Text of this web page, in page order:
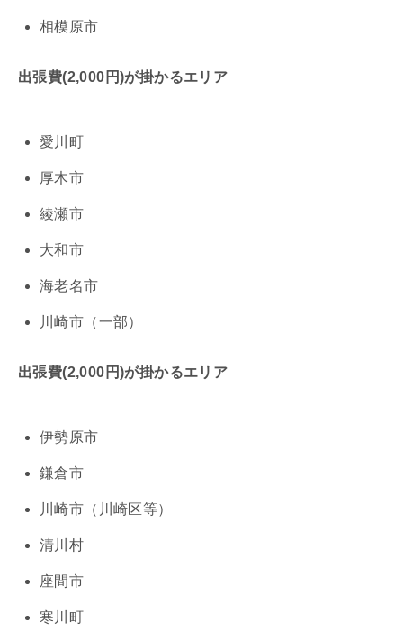
相模原市
出張費(2,000円)が掛かるエリア
愛川町
厚木市
綾瀬市
大和市
海老名市
川崎市（一部）
出張費(2,000円)が掛かるエリア
伊勢原市
鎌倉市
川崎市（川崎区等）
清川村
座間市
寒川町